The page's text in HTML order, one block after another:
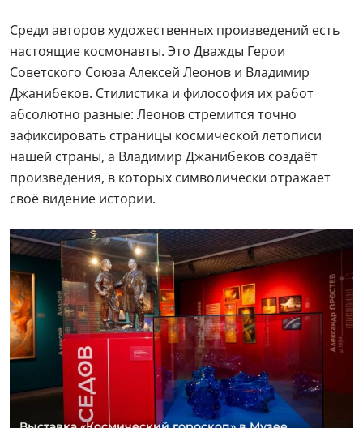
Среди авторов художественных произведений есть
настоящие космонавты. Это Дважды Герои
Советского Союза Алексей Леонов и Владимир
Джанибеков. Стилистика и философия их работ
абсолютно разные: Леонов стремится точно
зафиксировать страницы космической летописи
нашей страны, а Владимир Джанибеков создаёт
произведения, в которых символически отражает
своё видение истории.